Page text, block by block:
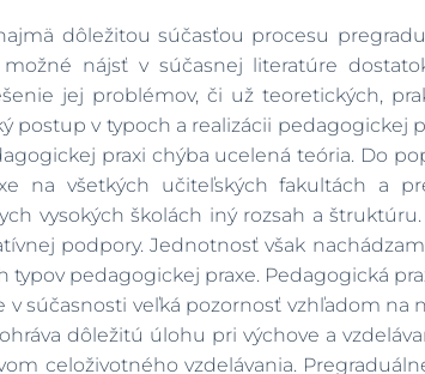
dôležitou súčasťou procesu
nájsť v súčasnej literatúre
jej problémov, či už teoretických,
v typoch a realizácii pedagogickej
praxi chýba ucelená teória. Do
na všetkých učiteľských fakultách a
vysokých školách iný rozsah a
podpory. Jednotnosť však
pedagogickej praxe. Pedagogická
súčasnosti veľká pozornosť vzhľadom
dôležitú úlohu pri výchove a
celoživotného vzdelávania.